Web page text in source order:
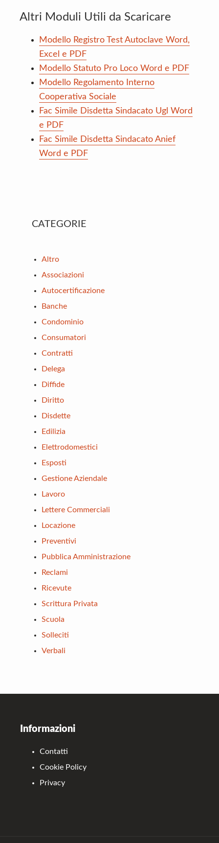
Altri Moduli Utili da Scaricare
Modello Registro Test Autoclave Word,
Excel e PDF
Modello Statuto Pro Loco Word e PDF
Modello Regolamento Interno
Cooperativa Sociale
Fac Simile Disdetta Sindacato Ugl Word
e PDF
Fac Simile Disdetta Sindacato Anief
Word e PDF
Primary
CATEGORIE
Altro
Associazioni
Autocertificazione
Banche
Condominio
Consumatori
Contratti
Delega
Diffide
Diritto
Disdette
Edilizia
Elettrodomestici
Esposti
Gestione Aziendale
Lavoro
Lettere Commerciali
Locazione
Preventivi
Pubblica Amministrazione
Reclami
Ricevute
Scrittura Privata
Scuola
Solleciti
Verbali
Informazioni
Contatti
Cookie Policy
Privacy